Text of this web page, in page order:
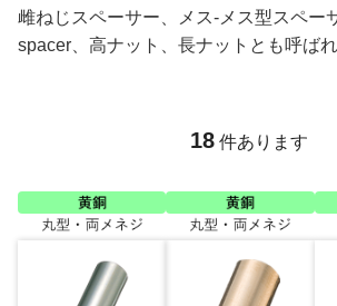
ご利用ガイド
お問い合わせ窓口
雌ねじスペーサー、メス-メス型スペー
spacer、高ナット、長ナットとも呼ばれ
18 件あります